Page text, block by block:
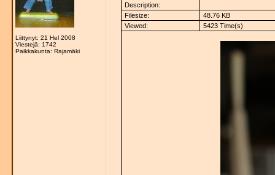
Liittynyt: 21 Hel 2008
Viestejä: 1742
Paikkakunta: Rajamäki
Description:
Filesize:
48.76 KB
Viewed:
5423 Time(s)